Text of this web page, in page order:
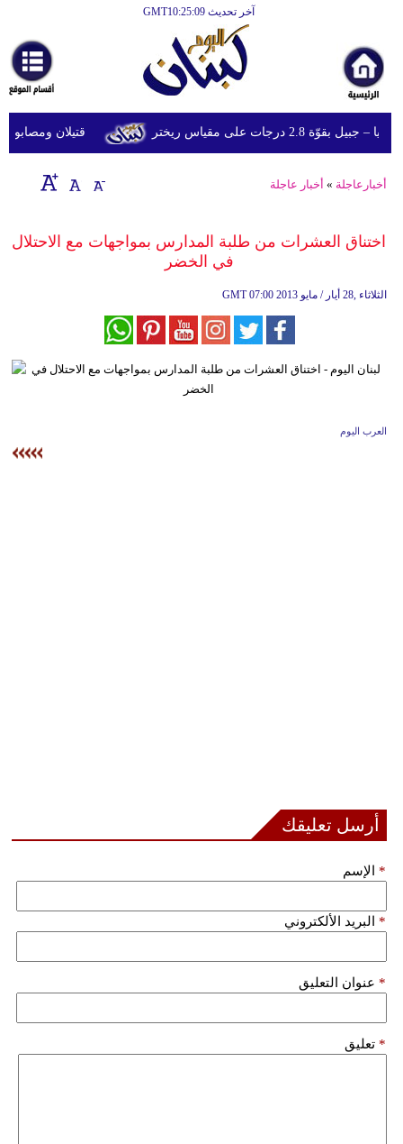
آخر تحديث GMT10:25:09
أخبارعاجلة
رياضة
ثقافة
إقتصاد
وموسيقى
ديكور
قتيلان ومصابون جراء 14 غارة إسرائيلية على 2.8 درجات على مقياس ريختر
أخبارعاجلة » أخبار عاجلة
اختناق العشرات من طلبة المدارس بمواجهات مع الاحتلال
في الخضر
GMT 07:00 2013 الثلاثاء ,28 أيار / مايو
العرب اليوم
أرسل تعليقك
الإسم *
البريد الألكتروني *
عنوان التعليق *
تعليق *